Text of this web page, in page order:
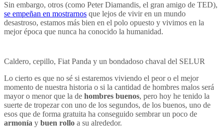
Sin embargo, otros (como Peter Diamandis, el gran amigo de TED),
se empeñan en mostrarnos que lejos de vivir en un mundo
desastroso, estamos más bien en el polo opuesto y vivimos en la
mejor época que nunca ha conocido la humanidad.
Caldero, cepillo, Fiat Panda y un bondadoso chaval del SELUR
Lo cierto es que no sé si estaremos viviendo el peor o el mejor
momento de nuestra historia o si la cantidad de hombres malos será
mayor o menor que la de hombres buenos, pero hoy he tenido la
suerte de tropezar con uno de los segundos, de los buenos, uno de
esos que de forma gratuita ha conseguido sembrar un poco de
armonía y buen rollo a su alrededor.